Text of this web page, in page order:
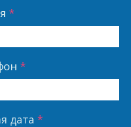
*
*
дата *